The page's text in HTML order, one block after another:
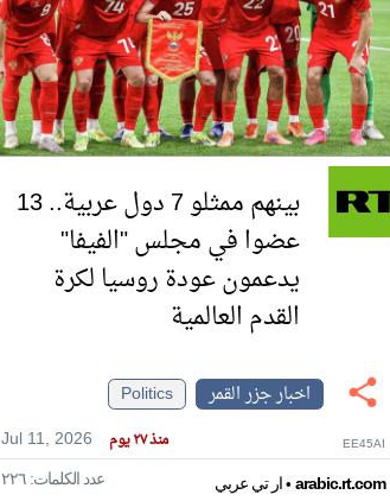
بينهم ممثلو 7 دول عربية.. 13
عضوا في مجلس "الفيفا"
يدعمون عودة روسيا لكرة
القدم العالمية
اخبار جزر القمر
Politics
Jul 11, 2026
منذ ٢٧ يوم EE45AI
ار تي عربي• arabic.rt.com عدد الكلمات: ٢٢٦